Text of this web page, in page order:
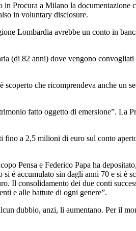
Procura a Milano la
in voluntary disclosure.
Lombardia avrebbe un conto in
(di 82 anni) dove vengono
che ricomprendeva anche un
fatto oggetto di emersione”.
a 2,5 milioni di euro sul conto
Pensa e Federico Papa ha
é accumulato sin dagli anni 70 e si è
Il consolidamento dei due conti
e alle battute di ogni genere”.
dubbio, anzi, li aumentano. Per il